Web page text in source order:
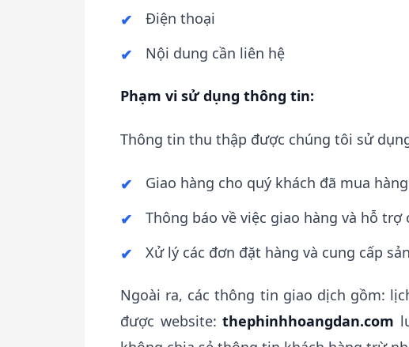
Điện thoại
Nội dung cần liên hệ
Phạm vi sử dụng thông tin:
Thông tin thu thập được chúng tôi sử
Giao hàng cho quý khách đã mua
Thông báo về việc giao hàng và hỗ trợ
Xử lý các đơn đặt hàng và cung cấp
Ngoài ra, các thông tin giao dịch gồm:
được website: thephinhhoangdan.com